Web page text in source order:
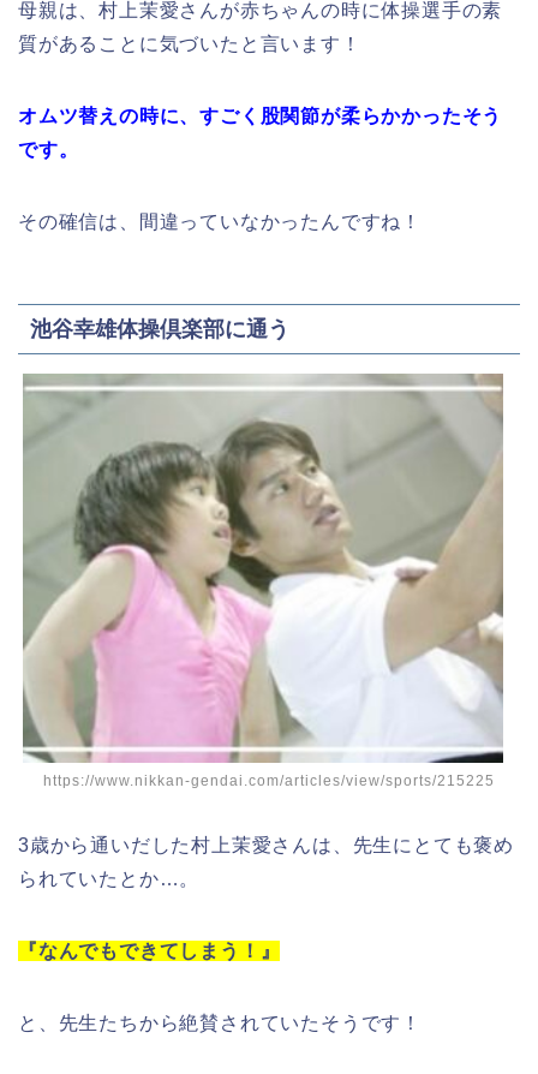
母親は、村上茉愛さんが赤ちゃんの時に体操選手の素
質があることに気づいたと言います！
オムツ替えの時に、すごく股関節が柔らかかったそう
です。
その確信は、間違っていなかったんですね！
池谷幸雄体操倶楽部に通う
https://www.nikkan-gendai.com/articles/view/sports/215225
3歳から通いだした村上茉愛さんは、先生にとても褒め
られていたとか…。
『なんでもできてしまう！』
と、先生たちから絶賛されていたそうです！